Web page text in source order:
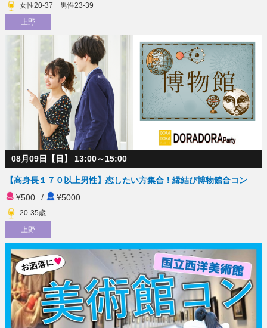
女性20-37 男性23-39
上野
08月09日【日】 13:00～15:00
【高身長１７０以上男性】恋したい方集合！縁結び博物館合コン
¥500
/ ¥5000
20-35歳
上野